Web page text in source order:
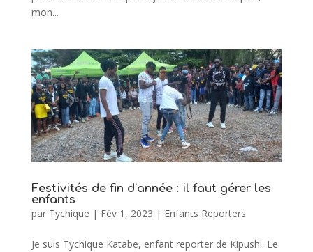
mon...
Festivités de fin d’année : il faut gérer les
enfants
par Tychique | Fév 1, 2023 | Enfants Reporters
Je suis Tychique Katabe, enfant reporter de Kipushi. Le